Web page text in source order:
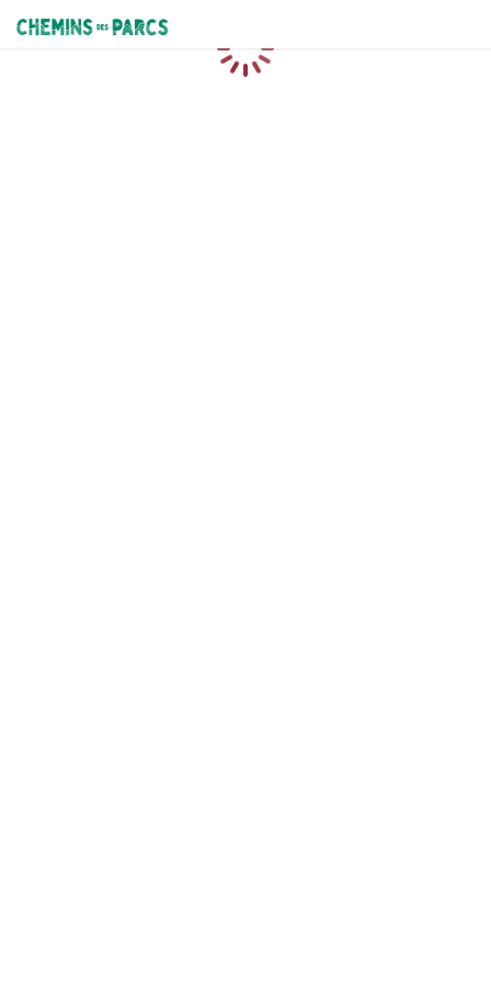
Chemins des Parcs
Loading